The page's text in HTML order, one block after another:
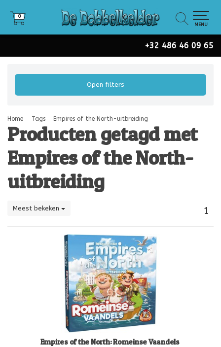
+32 486 46 09 65
0
0
MENU
Open filters
Home Tags Empires of the North-uitbreiding
Producten getagd met
Empires of the North-
uitbreiding
Meest bekeken 1
Empires of the North: Romeinse Vaandels